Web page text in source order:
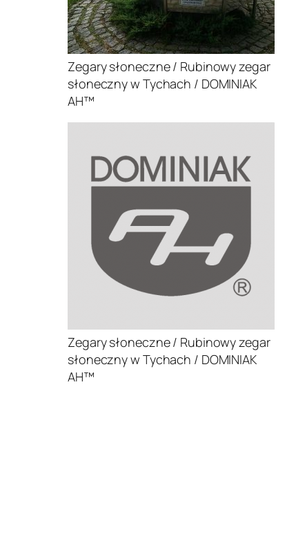
Zegary słoneczne / Rubinowy zegar
słoneczny w Tychach / DOMINIAK
AH™
Zegary słoneczne / Rubinowy zegar
słoneczny w Tychach / DOMINIAK
AH™